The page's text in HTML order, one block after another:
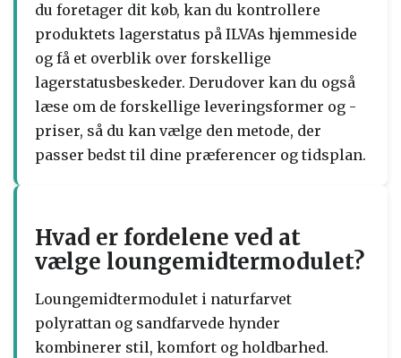
du foretager dit køb, kan du kontrollere
produktets lagerstatus på ILVAs hjemmeside
og få et overblik over forskellige
lagerstatusbeskeder. Derudover kan du også
læse om de forskellige leveringsformer og -
priser, så du kan vælge den metode, der
passer bedst til dine præferencer og tidsplan.
Hvad er fordelene ved at
vælge loungemidtermodulet?
Loungemidtermodulet i naturfarvet
polyrattan og sandfarvede hynder
kombinerer stil, komfort og holdbarhed.